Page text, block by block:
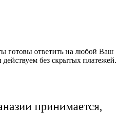
готовы ответить на любой Ваш
без скрытых платежей.
принимается,